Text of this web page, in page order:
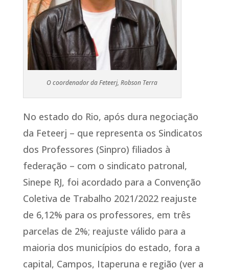
O coordenador da Feteerj, Robson Terra
No estado do Rio, após dura negociação
da Feteerj – que representa os Sindicatos
dos Professores (Sinpro) filiados à
federação – com o sindicato patronal,
Sinepe RJ, foi acordado para a Convenção
Coletiva de Trabalho 2021/2022 reajuste
de 6,12% para os professores, em três
parcelas de 2%; reajuste válido para a
maioria dos municípios do estado, fora a
capital, Campos, Itaperuna e região (ver a